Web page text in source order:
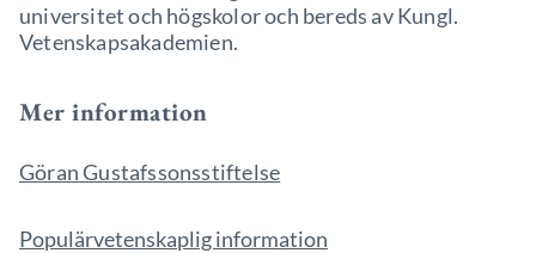
universitet och högskolor och bereds av Kungl.
Vetenskapsakademien.
Mer information
Göran Gustafssonsstiftelse
Populärvetenskaplig information